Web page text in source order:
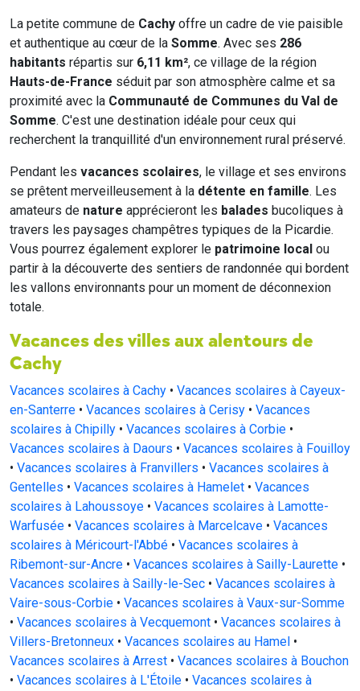
La petite commune de Cachy offre un cadre de vie paisible
et authentique au cœur de la Somme. Avec ses 286
habitants répartis sur 6,11 km², ce village de la région
Hauts-de-France séduit par son atmosphère calme et sa
proximité avec la Communauté de Communes du Val de
Somme. C'est une destination idéale pour ceux qui
recherchent la tranquillité d'un environnement rural préservé.
Pendant les vacances scolaires, le village et ses environs
se prêtent merveilleusement à la détente en famille. Les
amateurs de nature apprécieront les balades bucoliques à
travers les paysages champêtres typiques de la Picardie.
Vous pourrez également explorer le patrimoine local ou
partir à la découverte des sentiers de randonnée qui bordent
les vallons environnants pour un moment de déconnexion
totale.
Vacances des villes aux alentours de
Cachy
Vacances scolaires à Cachy • Vacances scolaires à Cayeux-
en-Santerre • Vacances scolaires à Cerisy • Vacances
scolaires à Chipilly • Vacances scolaires à Corbie •
Vacances scolaires à Daours • Vacances scolaires à Fouilloy
• Vacances scolaires à Franvillers • Vacances scolaires à
Gentelles • Vacances scolaires à Hamelet • Vacances
scolaires à Lahoussoye • Vacances scolaires à Lamotte-
Warfusée • Vacances scolaires à Marcelcave • Vacances
scolaires à Méricourt-l'Abbé • Vacances scolaires à
Ribemont-sur-Ancre • Vacances scolaires à Sailly-Laurette •
Vacances scolaires à Sailly-le-Sec • Vacances scolaires à
Vaire-sous-Corbie • Vacances scolaires à Vaux-sur-Somme
• Vacances scolaires à Vecquemont • Vacances scolaires à
Villers-Bretonneux • Vacances scolaires au Hamel •
Vacances scolaires à Arrest • Vacances scolaires à Bouchon
• Vacances scolaires à L'Étoile • Vacances scolaires à